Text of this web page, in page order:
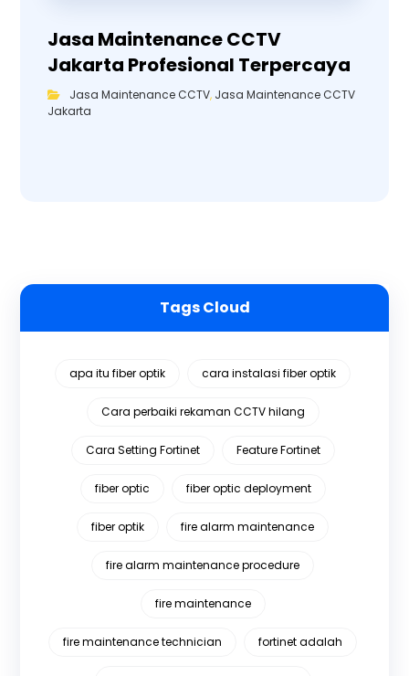
Jasa Maintenance CCTV
Jakarta Profesional Terpercaya
Jasa Maintenance CCTV, Jasa Maintenance CCTV
Jakarta
Tags Cloud
apa itu fiber optik cara instalasi fiber optik
Cara perbaiki rekaman CCTV hilang
Cara Setting Fortinet Feature Fortinet
fiber optic fiber optic deployment
fiber optik fire alarm maintenance
fire alarm maintenance procedure
fire maintenance
fire maintenance technician fortinet adalah